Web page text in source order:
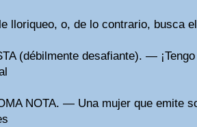
lloriqueo, o, de lo contrario, busca
(débilmente desafiante). —
NOTA. — Una mujer que emite